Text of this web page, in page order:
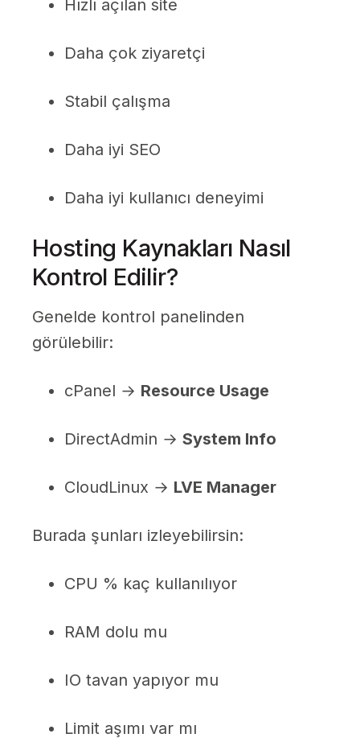
Hızlı açılan site
Daha çok ziyaretçi
Stabil çalışma
Daha iyi SEO
Daha iyi kullanıcı deneyimi
Hosting Kaynakları Nasıl
Kontrol Edilir?
Genelde kontrol panelinden
görülebilir:
cPanel → Resource Usage
DirectAdmin → System Info
CloudLinux → LVE Manager
Burada şunları izleyebilirsin:
CPU % kaç kullanılıyor
RAM dolu mu
IO tavan yapıyor mu
Limit aşımı var mı